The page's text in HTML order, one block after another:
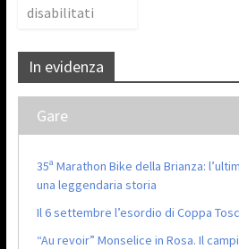
disabilitati
In evidenza
Gare
35ª Marathon Bike della Brianza:
una leggendaria storia
Il 6 settembre l’esordio di Coppa
“Au revoir” Monselice in Rosa. Il